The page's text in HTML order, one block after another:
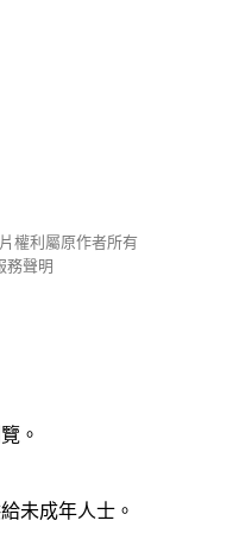
權利屬原作者所有
務聲明
。
未成年人士。